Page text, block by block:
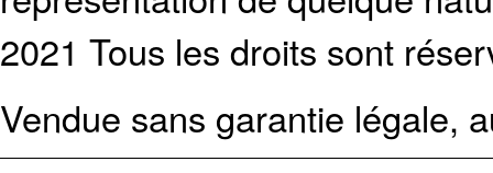
2021 Tous les droits sont
Vendue sans garantie légale,